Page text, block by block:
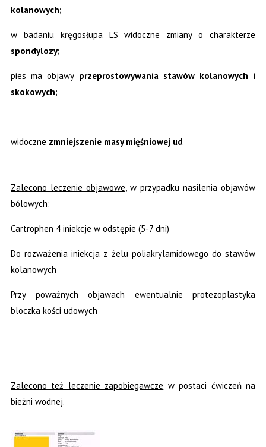
kolanowych;
w badaniu kręgosłupa LS widoczne zmiany o charakterze
spondylozy;
pies ma objawy przeprostowywania stawów kolanowych i
skokowych;
widoczne zmniejszenie masy mięśniowej ud
Zalecono leczenie objawowe , w przypadku nasilenia objawów
bólowych:
Cartrophen 4 iniekcje w odstępie (5-7 dni)
Do rozważenia iniekcja z żelu poliakrylamidowego do stawów
kolanowych
Przy poważnych objawach ewentualnie protezoplastyka
bloczka kości udowych
Zalecono też leczenie zapobiegawcze w postaci ćwiczeń na
bieżni wodnej.